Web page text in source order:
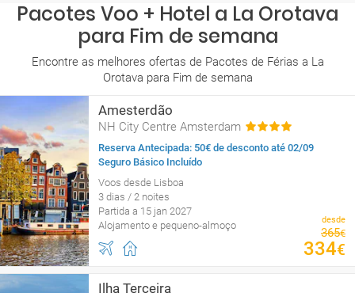
Pacotes Voo + Hotel a La Orotava
para Fim de semana
Encontre as melhores ofertas de Pacotes de Férias a La
Orotava para Fim de semana
Amesterdão
NH City Centre Amsterdam
Reserva Antecipada: 50€ de desconto até 02/09
Seguro Básico Incluído
Voos desde Lisboa
3 dias / 2 noites
Partida a 15 jan 2027
Alojamento e pequeno-almoço
desde
365€
334€
Ilha Terceira